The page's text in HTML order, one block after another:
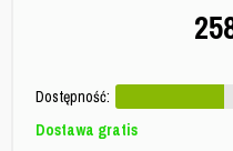
Dostępność:
Dostawa gratis